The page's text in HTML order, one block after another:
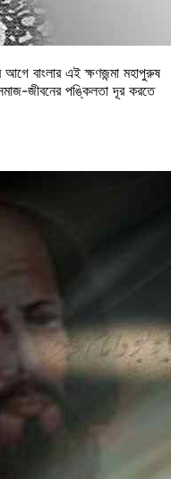
বাংলার এই ক্ষণজন্মা মহাপুরুষ
জীবনের পঙ্কিলতা দূর করতে